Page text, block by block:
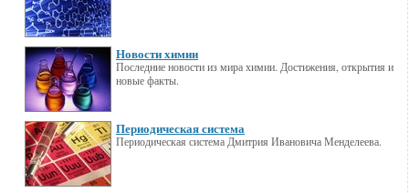
Новости химии
Последние новости из мира химии. Достижения, открытия и
новые факты.
Периодическая система
Периодическая система Дмитрия Ивановича Менделеева.